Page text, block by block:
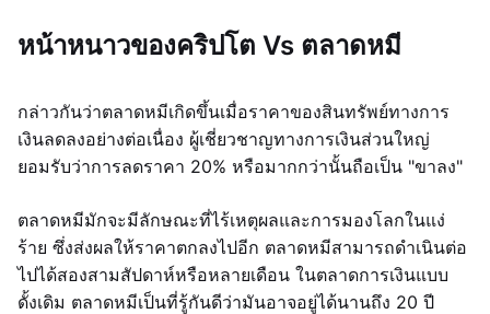
หน้าหนาวของคริปโต Vs ตลาดหมี
กล่าวกันว่าตลาดหมีเกิดขึ้นเมื่อราคาของสินทรัพย์ทางการ
เงินลดลงอย่างต่อเนื่อง ผู้เชี่ยวชาญทางการเงินส่วนใหญ่
ยอมรับว่าการลดราคา 20% หรือมากกว่านั้นถือเป็น "ขาลง"
ตลาดหมีมักจะมีลักษณะที่ไร้เหตุผลและการมองโลกในแง่
ร้าย ซึ่งส่งผลให้ราคาตกลงไปอีก ตลาดหมีสามารถดำเนินต่อ
ไปได้สองสามสัปดาห์หรือหลายเดือน ในตลาดการเงินแบบ
ดั้งเดิม ตลาดหมีเป็นที่รู้กันดีว่ามันอาจอยู่ได้นานถึง 20 ปี